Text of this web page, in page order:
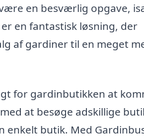
en besværlig opgave,
en fantastisk løsning, der
af gardiner til en meget
for gardinbutikken at
at besøge adskillige
enkelt butik. Med